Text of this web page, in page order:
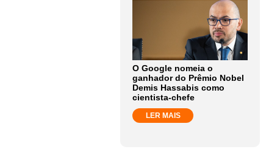
O Google nomeia o
ganhador do Prêmio Nobel
Demis Hassabis como
cientista-chefe
LER MAIS